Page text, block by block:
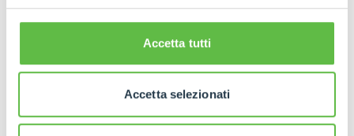
Accetta tutti
Accetta selezionati